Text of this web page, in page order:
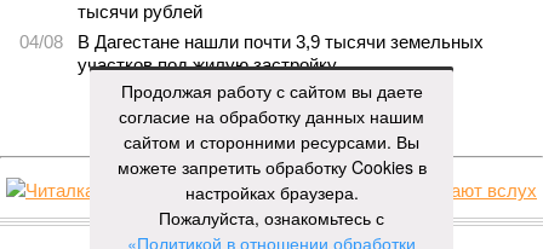
тысячи рублей
04/08
В Дагестане нашли почти 3,9 тысячи земельных
участков под жилую застройку
ЕЩЕ НОВОСТИ
НОВОСТИ ПАРТНЕРОВ
Продолжая работу с сайтом вы даете
согласие на обработку данных нашим
сайтом и сторонними ресурсами. Вы
можете запретить обработку Cookies в
настройках браузера.
Пожалуйста, ознакомьтесь с
«Политикой в отношении обработки